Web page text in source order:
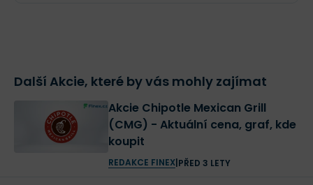
Další Akcie, které by vás mohly zajímat
Akcie Chipotle Mexican Grill
(CMG) - Aktuální cena, graf, kde
koupit
REDAKCE FINEX| PŘED 3 LETY